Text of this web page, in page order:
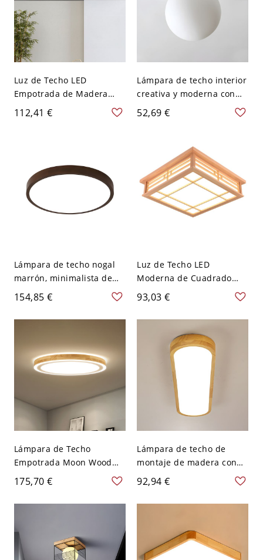
Luz de Techo LED
Empotrada de Madera
Maciza Escandinava, Fina
de Perfil Bajo - 110 A 120
112,41 €
Lámpara de techo interior
creativa y moderna con
globo de madera y
pantalla de vidrio blanco -
52,69 €
Lámpara de techo nogal
marrón, minimalista de
madera, LED empotrada,
luz blanca para sala de
estar, 12" de ancho
154,85 €
Luz de Techo LED
Moderna de Cuadrado
Luminaria de Techo de
Madera en Beige para
Comedor - Madera 110 A
120 V 45 cm Blanco
93,03 €
Lámpara de Techo
Empotrada Moon Wood
Ultrafina Minimalista
Beige Dormitorio LED, 12
Pulgadas Diámetro
175,70 €
Lámpara de techo de
montaje de madera con
luz LED estilo japonés
para dormitorio - 110 A
120 V 64,77 cm Blanco Un
92,94 €